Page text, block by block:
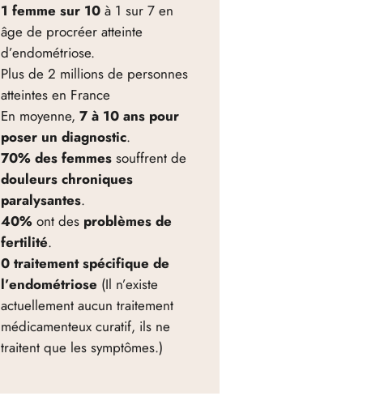
1 femme sur 10 à 1 sur 7 en
âge de procréer atteinte
d’endométriose.
Plus de 2 millions de personnes
atteintes en France
En moyenne,7 à 10 ans pour
poser un diagnostic.
70% des femmes souffrent de
douleurs chroniques
paralysantes.
40% ont des problèmes de
fertilité.
0 traitement spécifique de
l’endométriose (Il n’existe
actuellement aucun traitement
médicamenteux curatif, ils ne
traitent que les symptômes.)